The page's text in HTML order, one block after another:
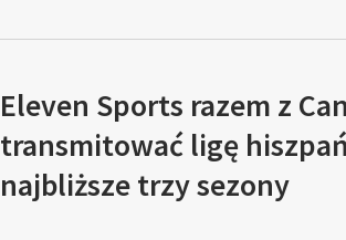
Eleven Sports razem z
transmitować ligę
najbliższe trzy sezony